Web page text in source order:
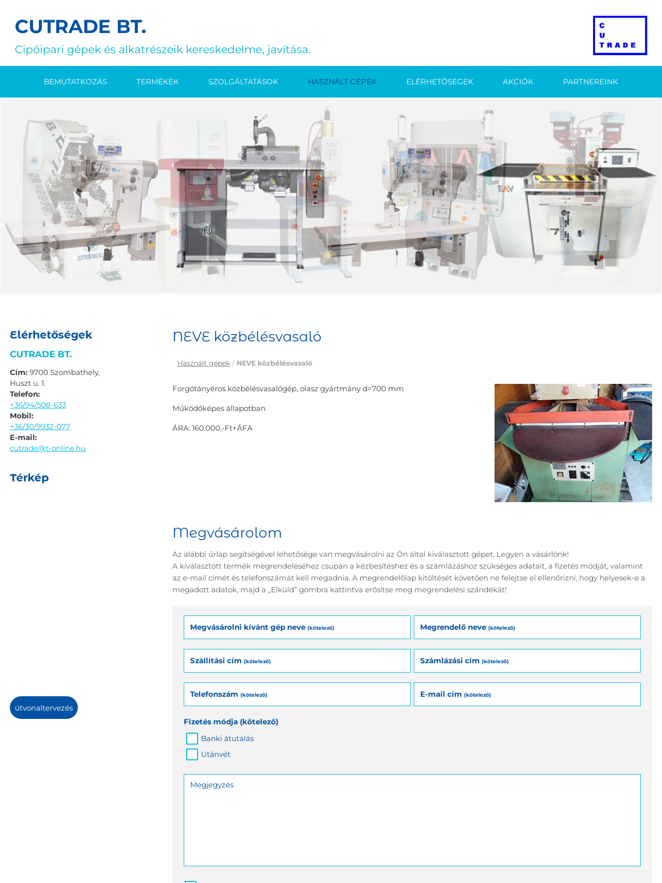
CUTRADE BT.
Cipőipari gépek és alkatrészeik kereskedelme, javítása.
BEMUTATKOZÁS TERMÉKEK SZOLGÁLTATÁSOK HASZNÁLT GÉPEK ELÉRHETŐSÉGEK AKCIÓK PARTNEREINK
Elérhetőségek
CUTRADE BT.
Cím: 9700 Szombathely,
Huszt u. 1.
Telefon:
+36/94/508-633
Mobil:
+36/30/9932-077
E-mail:
cutrade@t-online.hu
Térkép
útvonaltervezés
NEVE közbélésvasaló
Használt gépek / NEVE közbélésvasaló
Forgótányéros közbélésvasalógép, olasz gyártmány d=700 mm
Működőképes állapotban
ÁRA: 160.000,-Ft+ÁFA
Megvásárolom
Az alábbi űrlap segítségével lehetősége van megvásárolni az Ön által kiválasztott gépet. Legyen a vásárlónk!
A kiválasztott termék megrendeléséhez csupán a kézbesítéshez és a számlázáshoz szükséges adatait, a fizetés módját, valamint
az e-mail címét és telefonszámát kell megadnia. A megrendelőlap kitöltését követően ne felejtse el ellenőrizni, hogy helyesek-e a
megadott adatok, majd a „Elküld” gombra kattintva erősítse meg megrendelési szándékát!
Megvásárolni kívánt gép neve (kötelező) Megrendelő neve (kötelező)
Szállítási cím (kötelező) Számlázási cím (kötelező)
Telefonszám (kötelező) E-mail cím (kötelező)
Fizetés módja (kötelező)
Banki átutalás
Utánvét
Megjegyzés